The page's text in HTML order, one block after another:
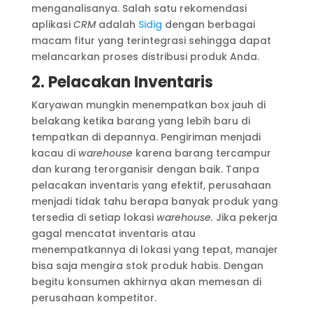
menganalisanya. Salah satu rekomendasi
aplikasi CRMadalah Sidig dengan berbagai
macam fitur yang terintegrasi sehingga dapat
melancarkan proses distribusi produk Anda.
2. Pelacakan Inventaris
Karyawan mungkin menempatkan box jauh di
belakang ketika barang yang lebih baru di
tempatkan di depannya. Pengiriman menjadi
kacau di warehouse karena barang tercampur
dan kurang terorganisir dengan baik. Tanpa
pelacakan inventaris yang efektif, perusahaan
menjadi tidak tahu berapa banyak produk yang
tersedia di setiap lokasi warehouse. Jika pekerja
gagal mencatat inventaris atau
menempatkannya di lokasi yang tepat, manajer
bisa saja mengira stok produk habis. Dengan
begitu konsumen akhirnya akan memesan di
perusahaan kompetitor.